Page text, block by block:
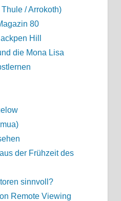
/ Arrokoth)
80
Hill
die Mona Lisa
der Frühzeit des
sinnvoll?
Remote Viewing